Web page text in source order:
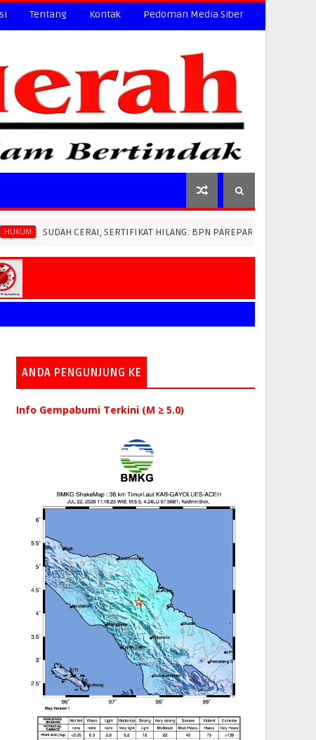
Tentang Kontak Pedoman Media Siber
CERAI, SERTIFIKAT HILANG: BPN PAREPARE DITUDUH LEWATKAN
ANDA PENGUNJUNG KE
Info Gempabumi Terkini (M ≥ 5.0)